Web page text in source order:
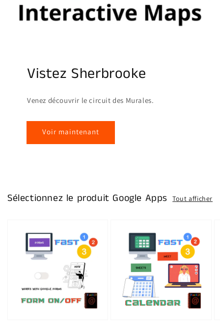
Vistez Sherbrooke
Venez découvrir le circuit des Murales.
Voir maintenant
Sélectionnez le produit Google Apps Tout afficher